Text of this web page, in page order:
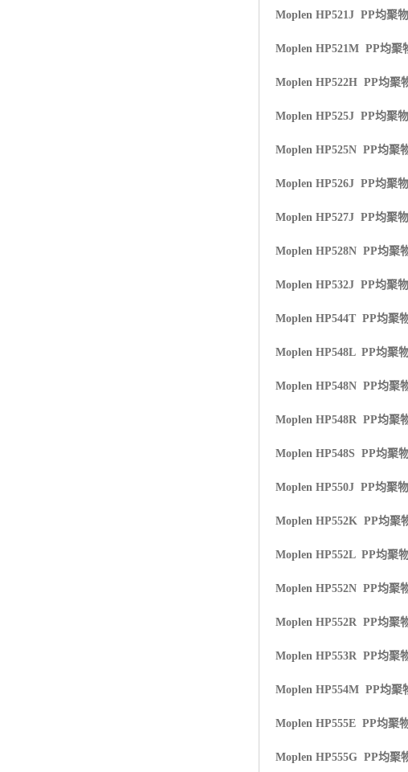
Moplen HP521J PP均聚物
Moplen HP521M PP均聚
Moplen HP522H PP均聚
Moplen HP525J PP均聚物
Moplen HP525N PP均聚
Moplen HP526J PP均聚物
Moplen HP527J PP均聚物
Moplen HP528N PP均聚
Moplen HP532J PP均聚物
Moplen HP544T PP均聚
Moplen HP548L PP均聚
Moplen HP548N PP均聚
Moplen HP548R PP均聚
Moplen HP548S PP均聚
Moplen HP550J PP均聚物
Moplen HP552K PP均聚
Moplen HP552L PP均聚
Moplen HP552N PP均聚
Moplen HP552R PP均聚
Moplen HP553R PP均聚
Moplen HP554M PP均聚
Moplen HP555E PP均聚
Moplen HP555G PP均聚